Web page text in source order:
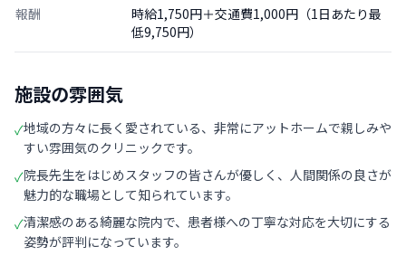
報酬
時給1,750円＋交通費1,000円（1日あたり最
低9,750円）
施設の雰囲気
✓地域の方々に長く愛されている、非常にアットホームで親しみや
すい雰囲気のクリニックです。
✓院長先生をはじめスタッフの皆さんが優しく、人間関係の良さが
魅力的な職場として知られています。
✓清潔感のある綺麗な院内で、患者様への丁寧な対応を大切にする
姿勢が評判になっています。